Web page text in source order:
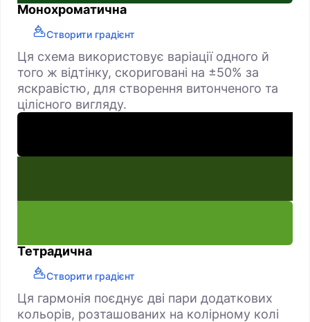
Монохроматична
Створити градієнт
Ця схема використовує варіації одного й
того ж відтінку, скориговані на ±50% за
яскравістю, для створення витонченого та
цілісного вигляду.
Тетрадична
Створити градієнт
Ця гармонія поєднує дві пари додаткових
кольорів, розташованих на колірному колі